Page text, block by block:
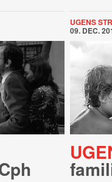
UGENS
09. DEC.